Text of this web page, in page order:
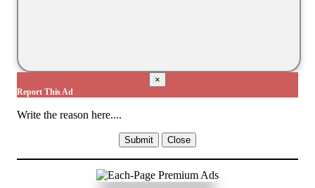
×
Report This Ad
Write the reason here....
Submit Close